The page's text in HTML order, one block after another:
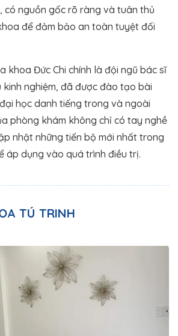
có nguồn gốc rõ ràng và tuân thủ
để đảm bảo an toàn tuyệt đối
khoa Đức Chi chính là đội ngũ bác sĩ
nghiệm, đã được đào tạo bài
học danh tiếng trong và ngoài
phòng khám không chỉ có tay nghề
nhật những tiến bộ mới nhất trong
áp dụng vào quá trình điều trị.
TÚ TRINH